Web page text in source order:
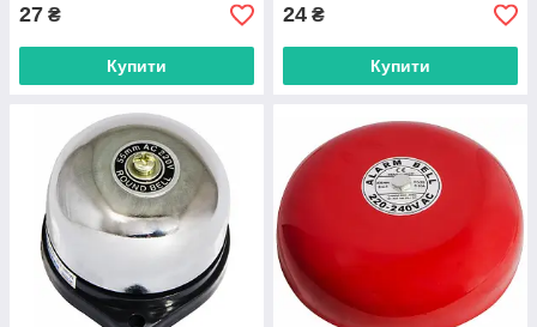
27 ₴
Купити
24 ₴
Купити